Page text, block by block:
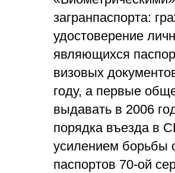
загранпаспорта:
удостоверение
являющихся
визовых
году, а первые
выдавать в 2006
порядка въезда в
усилением борьбы
паспортов 70-ой